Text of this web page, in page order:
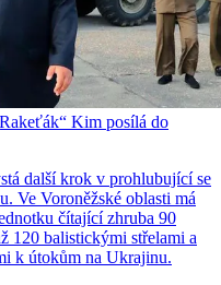
Kim posílá do
další krok v prohlubující se
Ve Voroněžské oblasti má
čítající zhruba 90
120 balistickými střelami a
k útokům na Ukrajinu.